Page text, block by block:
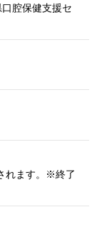
腔保健支援セ
れます。※終了